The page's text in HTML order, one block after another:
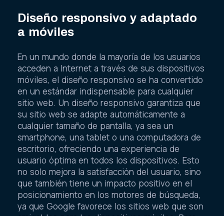
Diseño responsivo y adaptado
a móviles
En un mundo donde la mayoría de los usuarios
acceden a Internet a través de sus dispositivos
móviles, el diseño responsivo se ha convertido
en un estándar indispensable para cualquier
sitio web. Un diseño responsivo garantiza que
su sitio web se adapte automáticamente a
cualquier tamaño de pantalla, ya sea un
smartphone, una tablet o una computadora de
escritorio, ofreciendo una experiencia de
usuario óptima en todos los dispositivos. Esto
no solo mejora la satisfacción del usuario, sino
que también tiene un impacto positivo en el
posicionamiento en los motores de búsqueda,
ya que Google favorece los sitios web que son